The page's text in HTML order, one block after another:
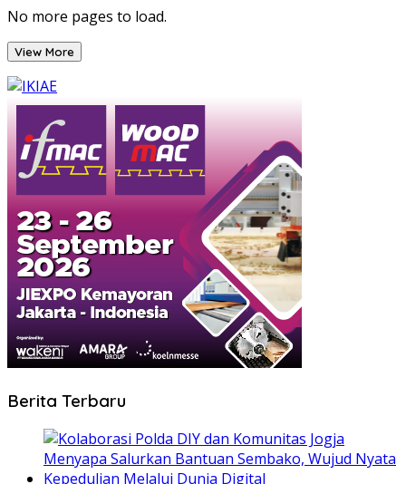
No more pages to load.
View More
Berita Terbaru